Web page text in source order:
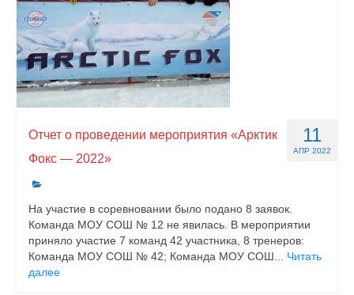
11
АПР 2022
Отчет о проведении мероприятия «Арктик
Фокс — 2022»
На участие в соревновании было подано 8 заявок.
Команда МОУ СОШ № 12 не явилась. В мероприятии
приняло участие 7 команд 42 участника, 8 тренеров:
Команда МОУ СОШ № 42; Команда МОУ СОШ... Читать
далее